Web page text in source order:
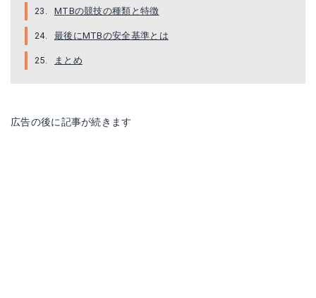
MTBの競技の種類と特徴
最後にMTBの安全基準とは
まとめ
広告の後に記事が続きます